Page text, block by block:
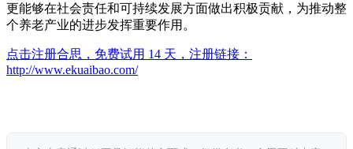
更能够在社会责任和可持续发展方面做出积极贡献，为推动整
个养老产业的进步发挥重要作用。
点击注册合思，免费试用 14 天，注册链接：
http://www.ekuaibao.com/